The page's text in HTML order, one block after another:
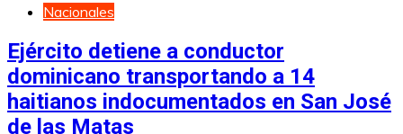
Nacionales
Ejército detiene a conductor
dominicano transportando a 14
haitianos indocumentados en San José
de las Matas